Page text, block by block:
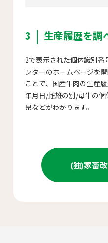
3 生産履歴を調
2で表示された個体識別番
ンターのホームページを
ことで、国産牛肉の生産
年月日/雌雄の別/母牛の
県などがわかります。